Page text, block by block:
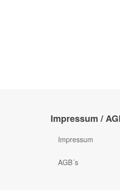
Impressum /
Impressum
AGB´s